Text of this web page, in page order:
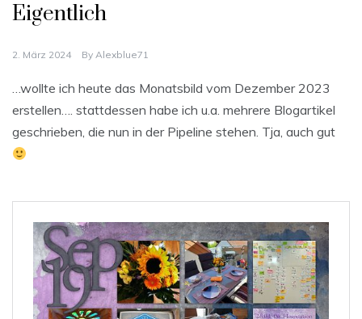
Eigentlich
2. März 2024 By Alexblue71
…wollte ich heute das Monatsbild vom Dezember 2023
erstellen…. stattdessen habe ich u.a. mehrere Blogartikel
geschrieben, die nun in der Pipeline stehen. Tja, auch gut